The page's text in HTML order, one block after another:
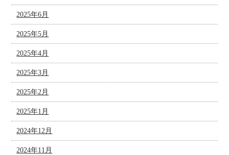
2025年6月
2025年5月
2025年4月
2025年3月
2025年2月
2025年1月
2024年12月
2024年11月